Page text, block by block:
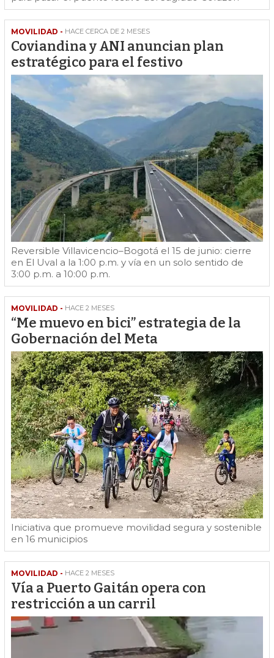
MOVILIDAD - HACE CERCA DE 2 MESES
Coviandina y ANI anuncian plan
estratégico para el festivo
Reversible Villavicencio–Bogotá el 15 de junio: cierre
en El Uval a la 1:00 p.m. y vía en un solo sentido de
3:00 p.m. a 10:00 p.m.
MOVILIDAD - HACE 2 MESES
“Me muevo en bici” estrategia de la
Gobernación del Meta
Iniciativa que promueve movilidad segura y sostenible
en 16 municipios
MOVILIDAD - HACE 2 MESES
Vía a Puerto Gaitán opera con
restricción a un carril